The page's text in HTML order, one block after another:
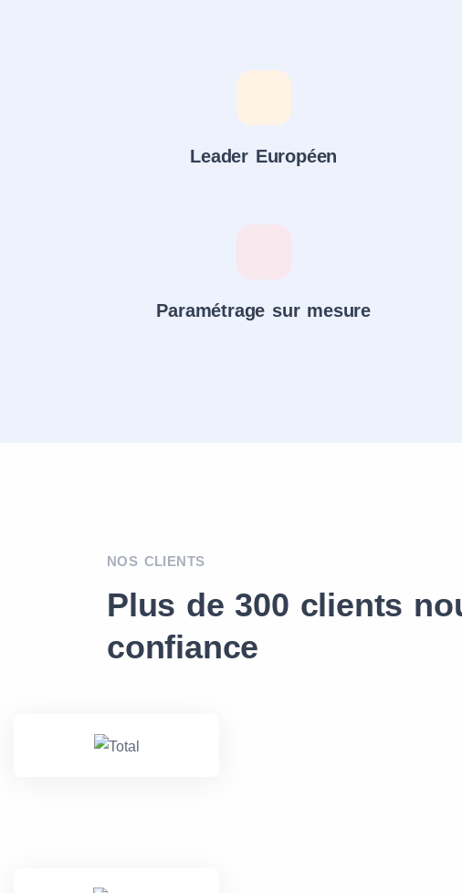
Leader Européen
Paramétrage sur mesure
NOS CLIENTS
Plus de 300 clients
confiance